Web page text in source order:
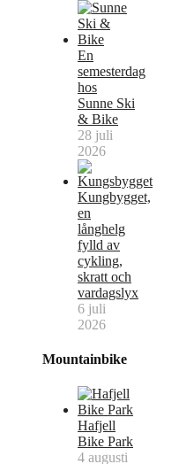
En
semesterdag
hos
Sunne Ski
& Bike
28 juli
2026
Kungbygget,
en
långhelg
fylld av
cykling,
skratt och
vardagslyx
6 juli
2026
Mountainbike
Hafjell
Bike Park
4 augusti